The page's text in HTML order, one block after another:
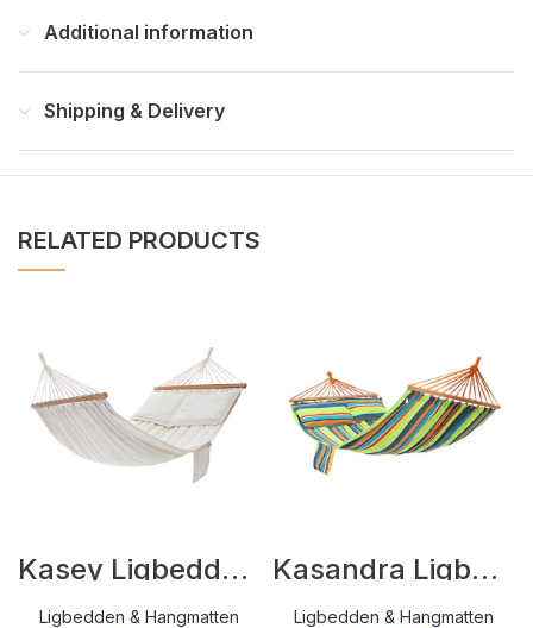
Additional information
Shipping & Delivery
RELATED PRODUCTS
Kasey Ligbedden Beige
Ligbedden & Hangmatten
Kasandra Ligbedden Groen
Ligbedden & Hangmatten